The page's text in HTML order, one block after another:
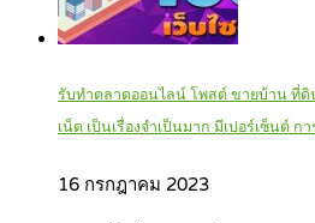
รับทำตลาดออนไลน์ โพสต์ ขายบ้าน ที่
เน็ต เป็นเรื่องจำเป็นมาก มีเปอร์เซ็นต์ ก
16 กรกฎาคม 2023